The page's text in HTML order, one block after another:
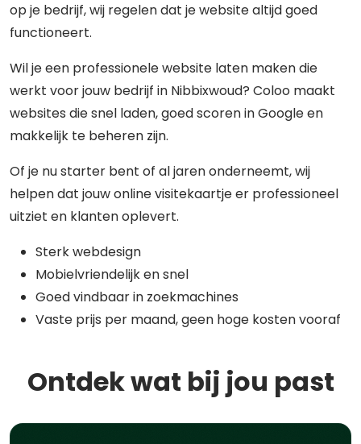
op je bedrijf, wij regelen dat je website altijd goed
functioneert.
Wil je een professionele website laten maken die
werkt voor jouw bedrijf in Nibbixwoud? Coloo maakt
websites die snel laden, goed scoren in Google en
makkelijk te beheren zijn.
Of je nu starter bent of al jaren onderneemt, wij
helpen dat jouw online visitekaartje er professioneel
uitziet en klanten oplevert.
Sterk webdesign
Mobielvriendelijk en snel
Goed vindbaar in zoekmachines
Vaste prijs per maand, geen hoge kosten vooraf
Ontdek wat bij jou past